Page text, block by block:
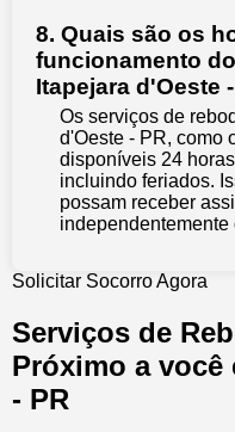
8. Quais são os
funcionamento
Itapejara d'Oeste
Os serviços de
d'Oeste - PR, como
disponíveis 24
incluindo feriados.
possam receber
independentemente
Solicitar Socorro Agora
Serviços de
Próximo a você
- PR